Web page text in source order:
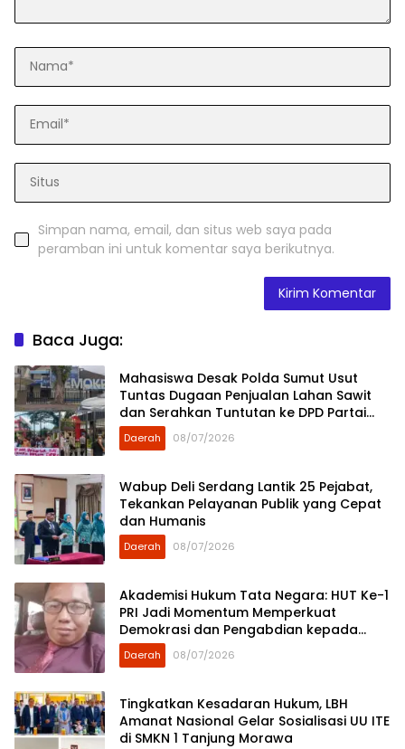
Simpan nama, email, dan situs web saya pada
peramban ini untuk komentar saya berikutnya.
Baca Juga:
Mahasiswa Desak Polda Sumut Usut
Tuntas Dugaan Penjualan Lahan Sawit
dan Serahkan Tuntutan ke DPD Partai
Demokrat Sumut
Daerah 08/07/2026
Wabup Deli Serdang Lantik 25 Pejabat,
Tekankan Pelayanan Publik yang Cepat
dan Humanis
Daerah 08/07/2026
Akademisi Hukum Tata Negara: HUT Ke-1
PRI Jadi Momentum Memperkuat
Demokrasi dan Pengabdian kepada
Rakyat
Daerah 08/07/2026
Tingkatkan Kesadaran Hukum, LBH
Amanat Nasional Gelar Sosialisasi UU ITE
di SMKN 1 Tanjung Morawa